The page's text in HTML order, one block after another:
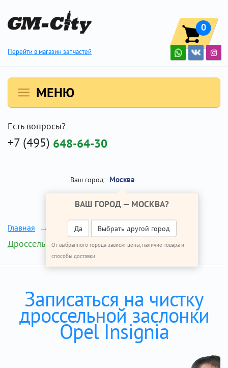
Перейти в магазин запчастей
0
МЕНЮ
Есть вопросы?
+7 (495) 648-64-30
Ваш город: Москва
ВАШ ГОРОД — МОСКВА?
Да Выбрать другой город
От выбранного города зависят цены, наличие товара и
способы доставки
Главная Ремонт Опель Инсигния
Дроссельная заслонка
Записаться на чистку
дроссельной заслонки
Opel Insignia